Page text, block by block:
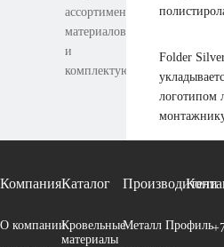
ассортимент
материалов
и
комплектующих
Folder
логотипом
Компания
О компании
Каталог
Кровельные
материалы
Производители
Металл Профиль